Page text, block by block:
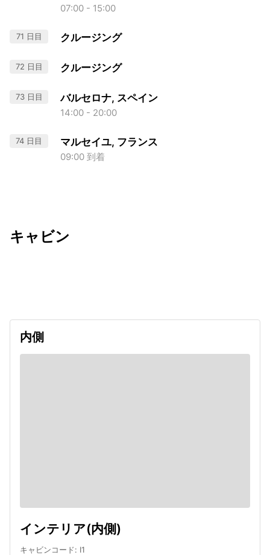
07:00 - 15:00
71 日目 クルージング
72 日目 クルージング
73 日目 バルセロナ, スペイン
14:00 - 20:00
74 日目 マルセイユ, フランス
09:00 到着
キャビン
内側
インテリア(内側)
キャビンコード: I1